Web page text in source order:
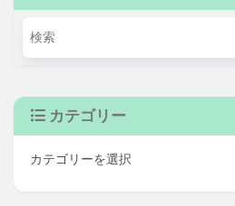
カテゴリー